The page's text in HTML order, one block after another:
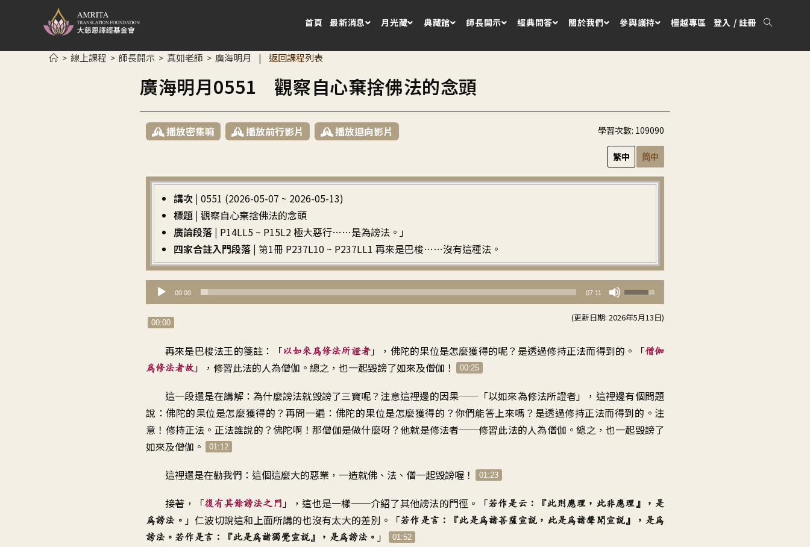
首頁 最新消息 月光藏 典藏館 師長開示 經典問答 關於我們 參與護持 檀越專區 登入 / 註冊
> 線上課程 > 師長開示 > 真如老師 > 廣海明月 | 返回課程列表
廣海明月0551 觀察自心棄捨佛法的念頭
播放密集嘛 播放前行影片 播放迴向影片 學習次數: 109090
繁中 简中
講次 | 0551 (2026-05-07 ~ 2026-05-13)
標題 | 觀察自心棄捨佛法的念頭
廣論段落 | P14LL5 ~ P15L2 極大惡行……是為謗法。」
四家合註入門段落 | 第1冊 P237L10 ~ P237LL1 再來是巴梭……沒有這種法。
訊
播
00:00 07:11
使
用
向
向
音
量。
(更新日期: 2026年5月13日)
00:00
再來是巴梭法王的箋註：「以如來為修法所證者」， 佛陀的果位是怎麼獲得的呢？ 是透過修持正法而得到的 。「僧伽
為修法者故」， 修習此法的人為僧伽 。 總之 ， 也一起毀謗了如來及僧伽 ！ 00:25
這一段還是在講解： 為什麼謗法就毀謗了三寶呢？ 注意這裡邊的因果──「以如來為修法所證者」， 這裡邊有個問題
說 ：佛陀的果位是怎麼獲得的 ？ 再問一遍 ： 佛陀的果位是怎麼獲得的 ？你們能答上來嗎 ？ 是透過修持正法而得到的 。 注
意 ！ 修持正法 。 正法誰說的 ？佛陀啊 ！那僧伽是做什麼呀？他就是修法者──修習此法的人為僧伽 。總之，也一起毀謗了
如來及僧伽 。 01:12
這裡還是在勸我們 ： 這個這麼大的惡業 ， 一造就佛、法、僧一起毀謗喔 ！ 01:23
接著 ，「復有其餘謗法之門」， 這也是一樣──介紹了其他謗法的門徑 。「若作是云：『此則應理，此非應理』， 是
為謗法 。 」仁波切說這和上面所講的也沒有太大的差別 。「若作是言 ：『此是為諸菩薩宣說 ， 此是為諸聲聞宣說』， 是為
謗法 。 若作是言 ：『此是為諸獨覺宣說』，是為謗法 。 」 01:52